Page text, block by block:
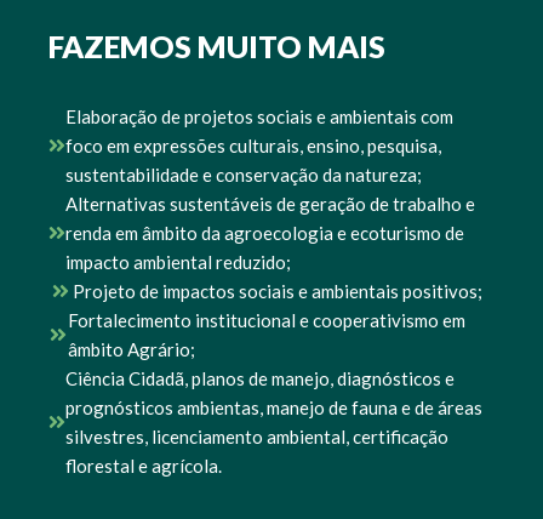
FAZEMOS MUITO MAIS
Elaboração de projetos sociais e ambientais com
foco em expressões culturais, ensino, pesquisa,
sustentabilidade e conservação da natureza;
Alternativas sustentáveis de geração de trabalho e
renda em âmbito da agroecologia e ecoturismo de
impacto ambiental reduzido;
Projeto de impactos sociais e ambientais positivos;
Fortalecimento institucional e cooperativismo em
âmbito Agrário;
Ciência Cidadã, planos de manejo, diagnósticos e
prognósticos ambientas, manejo de fauna e de áreas
silvestres, licenciamento ambiental, certificação
florestal e agrícola.